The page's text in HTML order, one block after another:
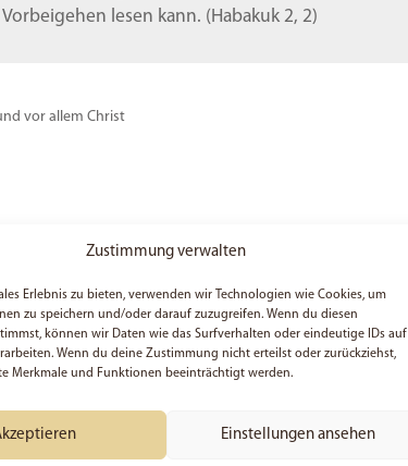
Zustimmung verwalten
Erlebnis zu bieten, verwenden wir Technologien wie Cookies, um
zu speichern und/oder darauf zuzugreifen. Wenn du diesen
können wir Daten wie das Surfverhalten oder eindeutige IDs auf
Wenn du deine Zustimmung nicht erteilst oder zurückziehst,
Merkmale und Funktionen beeinträchtigt werden.
Einstellungen ansehen
lesen kann. (Habakuk 2, 2)
vor allem Christ
Meeting Jesus. Ich habe dieses Projekt gestartet, um die
mich über jeden, der hier liest und vielleicht sogar
von Gott erzählen, denn letztendlich ist es das, was